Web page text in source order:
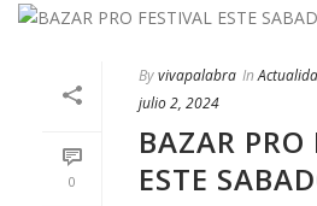
0
Byvivapalabra In
julio 2, 2024
BAZAR PRO
ESTE